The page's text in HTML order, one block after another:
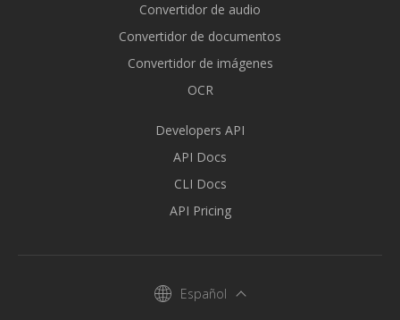
Convertidor de audio
Convertidor de documentos
Convertidor de imágenes
OCR
Developers API
API Docs
CLI Docs
API Pricing
Español